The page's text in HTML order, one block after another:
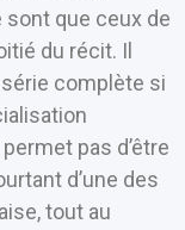
sont que ceux de
du récit. Il
série complète si
pas d’être
d’une des
tout au